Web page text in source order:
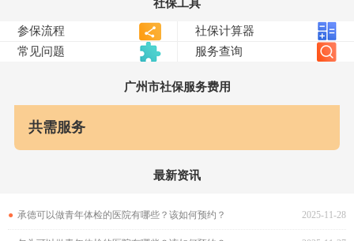
社保工具
广州市社保服务费用
共需服务
最新资讯
● 承德可以做青年体检的医院有哪些？该如何预约？ 2025-11-28